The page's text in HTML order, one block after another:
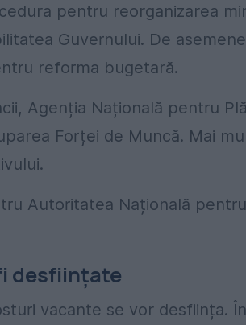
pentru reorganizarea
Guvernului. De
reforma bugetară.
Agenția Națională pentru
Forței de Muncă. Mai
Autoritatea Națională
desființate
vacante se vor desființa.